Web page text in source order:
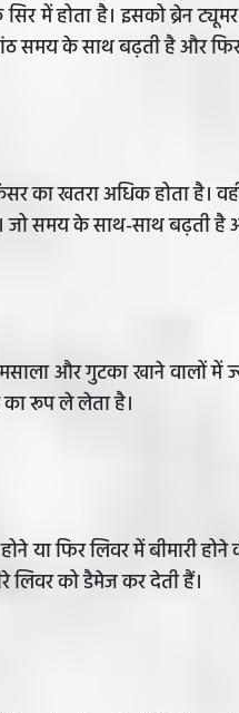
में होता है। इसको ब्रेन
समय के साथ बढ़ती है और
का खतरा अधिक होता है।
जो समय के साथ-साथ बढ़ती है
और गुटका खाने वालों में
रूप ले लेता है।
या फिर लिवर में बीमारी
लिवर को डैमेज कर देती हैं।